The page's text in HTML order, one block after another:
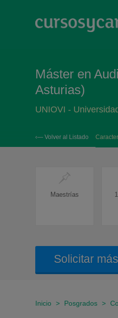
Máster en
Asturias)
UNIOVI -
‹— Volver al Listado
Maestrías
Solicitar
Inicio > Posgrados >